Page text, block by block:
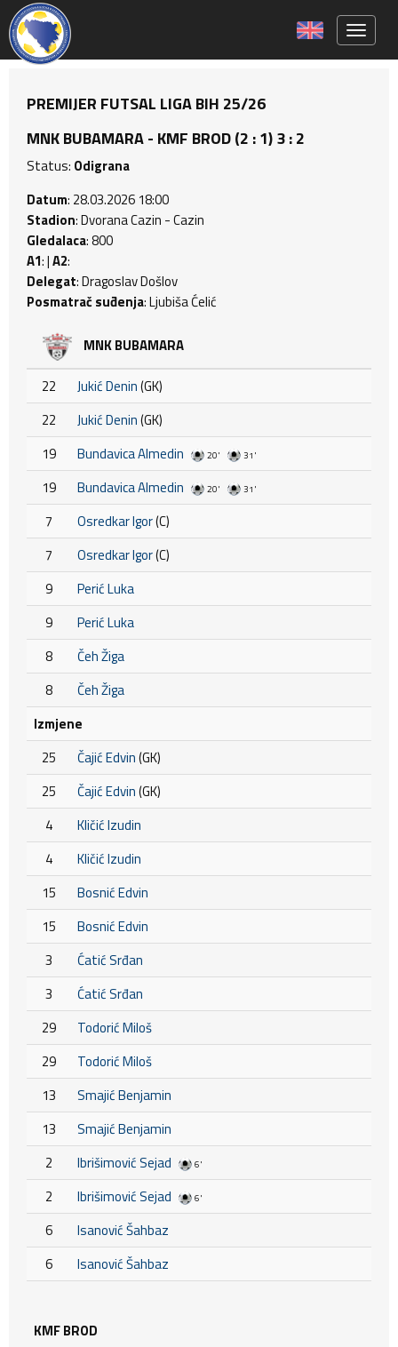
PREMIJER FUTSAL LIGA BIH 25/26
MNK BUBAMARA - KMF BROD (2 : 1) 3 : 2
Status: Odigrana
Datum: 28.03.2026 18:00
Stadion: Dvorana Cazin - Cazin
Gledalaca: 800
A1: |A2:
Delegat: Dragoslav Došlov
Posmatrač suđenja: Ljubiša Ćelić
MNK BUBAMARA
22 Jukić Denin(GK)
22
Jukić Denin(GK)
19
Bundavica Almedin 20' 31'
19 Bundavica Almedin 20' 31'
7 Osredkar Igor(C)
7
Osredkar Igor(C)
9
Perić Luka
9
Perić Luka
8
Čeh Žiga
8
Čeh Žiga
Izmjene
25
Čajić Edvin(GK)
25
Čajić Edvin(GK)
4
Kličić Izudin
4
Kličić Izudin
15
Bosnić Edvin
15
Bosnić Edvin
3
Ćatić Srđan
3
Ćatić Srđan
29
Todorić Miloš
29
Todorić Miloš
13
Smajić Benjamin
13
Smajić Benjamin
2
Ibrišimović Sejad 6'
2 Ibrišimović Sejad 6'
6
Isanović Šahbaz
6
Isanović Šahbaz
KMF BROD